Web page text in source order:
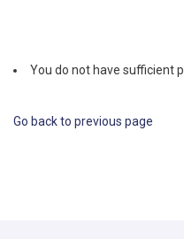
You do not have sufficient
Go back to previous page